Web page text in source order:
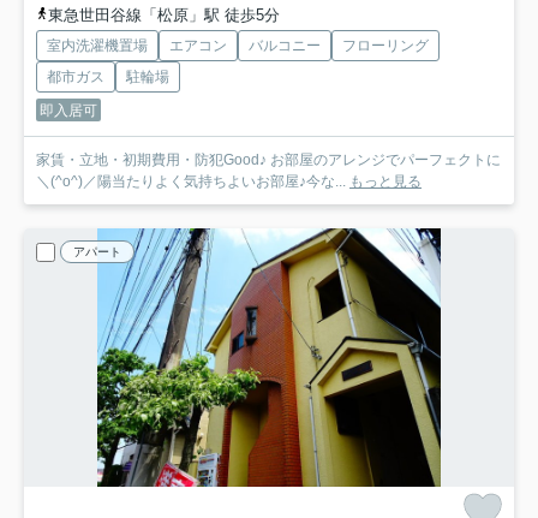
東急世田谷線「松原」駅 徒歩5分
室内洗濯機置場 エアコン バルコニー
フローリング
都市ガス
駐輪場
即入居可
家賃・立地・初期費用・防犯Good♪ お部屋のアレンジでパーフェクトに
＼(^o^)／陽当たりよく気持ちよいお部屋♪今な... もっと見る
アパート